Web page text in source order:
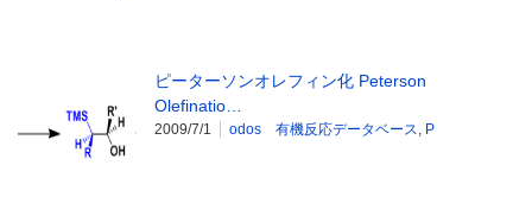
ピーターソンオレフィン化 Peterson
Olefinatio…
2009/7/1 odos 有機反応データベース, P